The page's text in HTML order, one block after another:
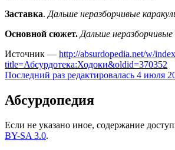
Заставка.Дальше неразборчивые
Основной сюжет. Дальше
Источник — http://absurdopedia.net/w/
title=Абсурдотека:Ходоки&oldid=370352
Последний раз редактировалась 4 июля
Абсурдопедия
Если не указано иное, содержание
BY-SA 3.0.